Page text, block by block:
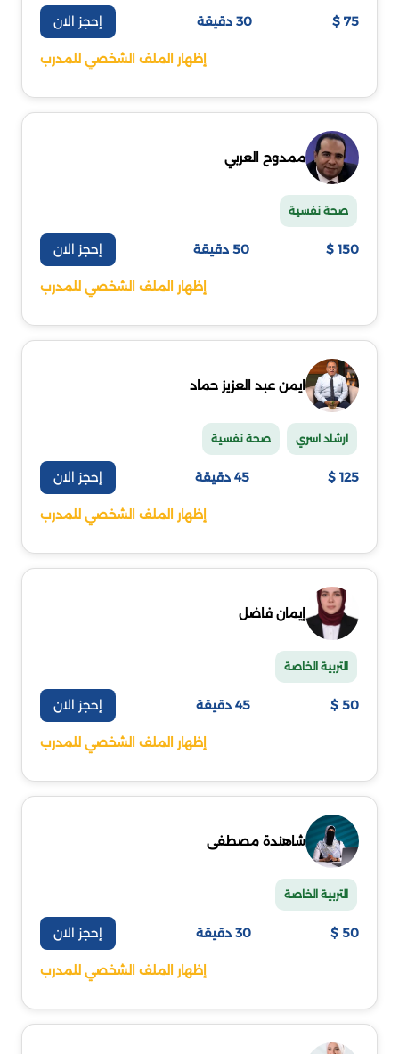
75 $ 30 دقيقة إحجز الان
إظهار الملف الشخصي للمدرب
ممدوح العربي
صحة نفسية
150 $ 50 دقيقة إحجز الان
إظهار الملف الشخصي للمدرب
ايمن عبد العزيز حماد
ارشاد اسري صحة نفسية
125 $ 45 دقيقة إحجز الان
إظهار الملف الشخصي للمدرب
إيمان فاضل
التربية الخاصة
50 $ 45 دقيقة إحجز الان
إظهار الملف الشخصي للمدرب
شاهندة مصطفى
التربية الخاصة
50 $ 30 دقيقة إحجز الان
إظهار الملف الشخصي للمدرب